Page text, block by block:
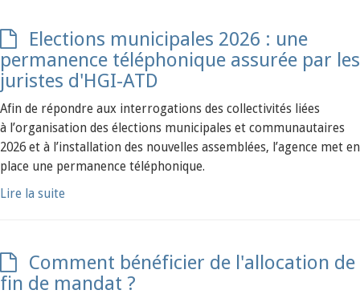
Elections municipales 2026 : une
permanence téléphonique assurée par les
juristes d'HGI-ATD
Afin de répondre aux interrogations des collectivités liées
à l’organisation des élections municipales et communautaires
2026 et à l’installation des nouvelles assemblées, l’agence met en
place une permanence téléphonique.
Lire la suite
Comment bénéficier de l'allocation de
fin de mandat ?